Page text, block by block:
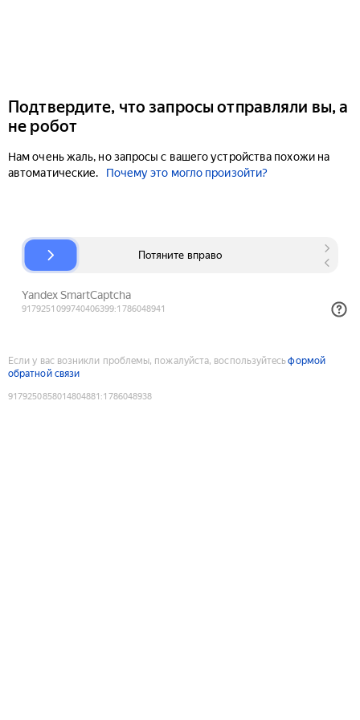
Подтвердите, что запросы отправляли вы, а
не робот
Нам очень жаль, но запросы с вашего устройства похожи на
автоматические.
Почему это могло произойти?
Если у вас возникли проблемы, пожалуйста, воспользуйтесьформой
обратной связи
9179250858014804881 :1786048938